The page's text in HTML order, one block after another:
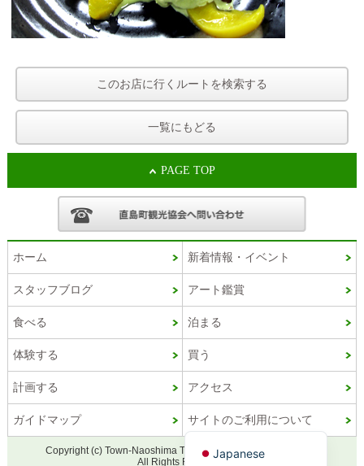
このお店に行くルートを検索する
一覧にもどる
PAGE TOP
ホーム 新着情報・イベント
スタッフブログ アート鑑賞
食べる 泊まる
体験する 買う
計画する アクセス
ガイドマップ サイトのご利用について
Copyright (c) Town-Naoshima Tourism Association official site.
All Rights Reserved.
Japanese
English
Chinese (Taiwan)
Korean